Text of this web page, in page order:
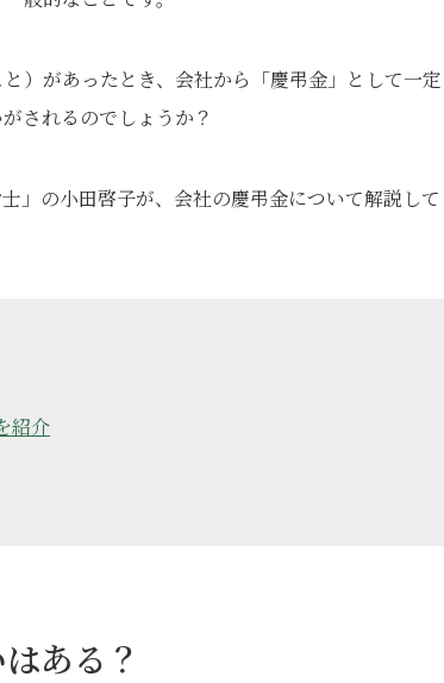
）があったとき、会社から「慶弔金」として一定
されるのでしょうか？
」の小田啓子が、会社の慶弔金について解説して
紹介
ある？